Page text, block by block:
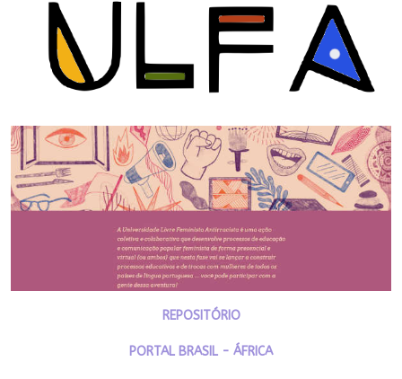
REPOSITÓRIO
PORTAL BRASIL - ÁFRICA